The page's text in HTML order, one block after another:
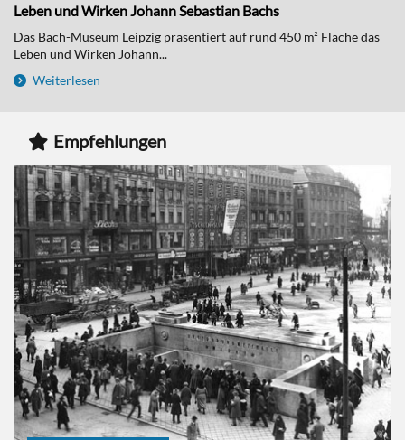
Leben und Wirken Johann Sebastian Bachs
Das Bach-Museum Leipzig präsentiert auf rund 450 m² Fläche das
Leben und Wirken Johann...
Weiterlesen
Empfehlungen